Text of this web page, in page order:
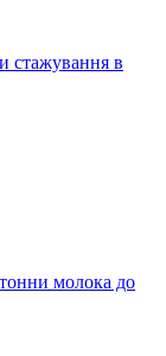
стажування в
тонни молока до